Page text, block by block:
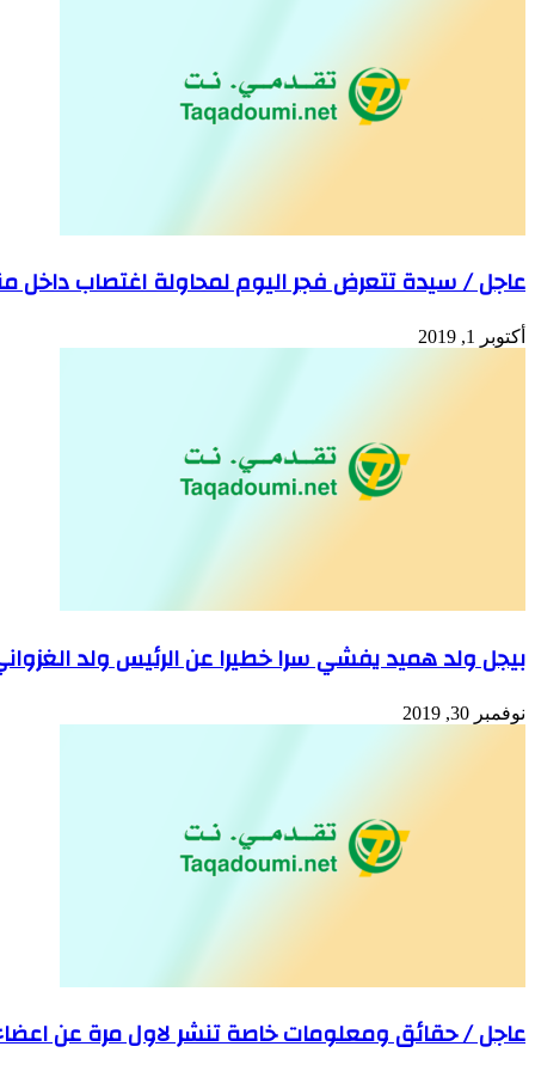
عاجل / سيدة تتعرض فجر اليوم لمحاولة اغتصاب
أكتوبر 1, 2019
بيجل ولد هميد يفشي سرا خطيرا عن الرئيس ولد
نوفمبر 30, 2019
عاجل / حقائق ومعلومات خاصة تنشر لاول مرة عن